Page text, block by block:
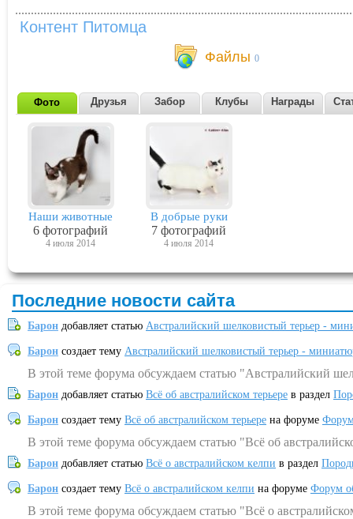
Контент Питомца
Файлы 0
Фото Друзья Забор Клубы Награды
Наши животные
6 фотографий
4 июля 2014
В добрые руки
7 фотографий
4 июля 2014
Последние новости сайта
Барон добавляет статью Австралийский шелковистый терьер -
Барон создает тему Австралийский шелковистый терьер -
В этой теме форума обсуждаем статью "Австралийский
Барон добавляет статью Всё об австралийском терьере в раздел
Барон создает тему Всё об австралийском терьере на форуме
В этой теме форума обсуждаем статью "Всё об
Барон добавляет статью Всё о австралийском келпи в раздел
Барон создает тему Всё о австралийском келпи на форуме Форум
В этой теме форума обсуждаем статью "Всё о